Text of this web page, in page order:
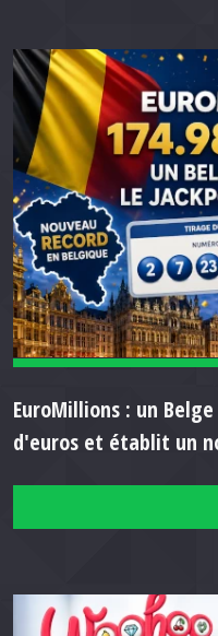
EuroMillions : un
d'euros et établit un